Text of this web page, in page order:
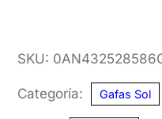
SKU:
Categoría: Gafas Sol